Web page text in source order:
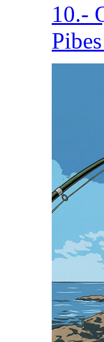
10.-
Pibes